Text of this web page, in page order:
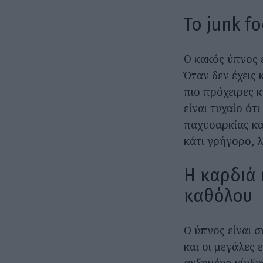
Το junk
Ο κακός ύπνος
Όταν δεν έχεις
πιο πρόχειρες
είναι τυχαίο
παχυσαρκίας
κάτι γρήγορο,
Η καρδιά
καθόλου
Ο ύπνος είναι
και οι μεγάλες